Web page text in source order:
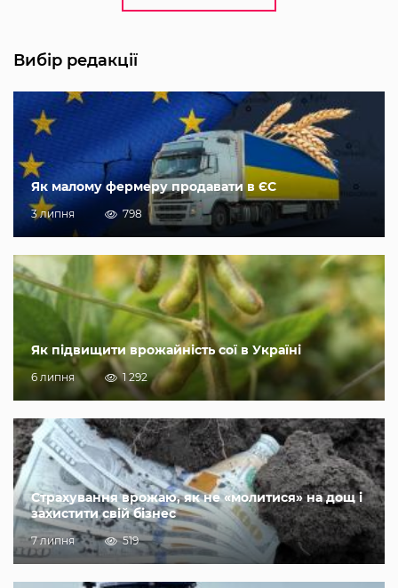
Вибір редакції
Як малому фермеру продавати в ЄС
3 липня 798
Як підвищити врожайність сої в Україні
6 липня 1 292
Страхування врожаю, як не «молитися» на дощ і
захистити свій бізнес
7 липня 519